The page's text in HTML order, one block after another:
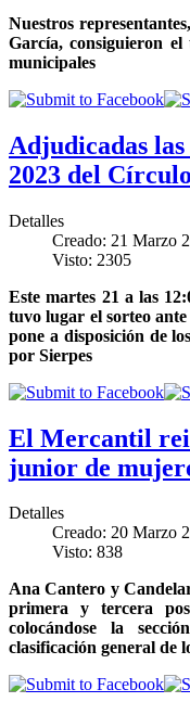
Nuestros
García, consiguieron
municipales
Adjudicadas las
2023 del
Detalles
Creado: 21 Marzo
Visto: 2305
Este martes 21 a las
tuvo lugar el sorteo
pone a disposición de
por Sierpes
El Mercantil
junior de
Detalles
Creado: 20 Marzo
Visto: 838
Ana Cantero y
primera y tercera
colocándose la
clasificación general de